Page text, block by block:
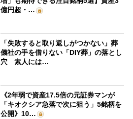
億円超・…
「失敗すると取り返しがつかない」葬
儀社の手を借りない「DIY葬」の落とし
穴 素人には…
《2年弱で資産17.5倍の元証券マンが
「キオクシア急落で次に狙う」5銘柄を
公開》10…